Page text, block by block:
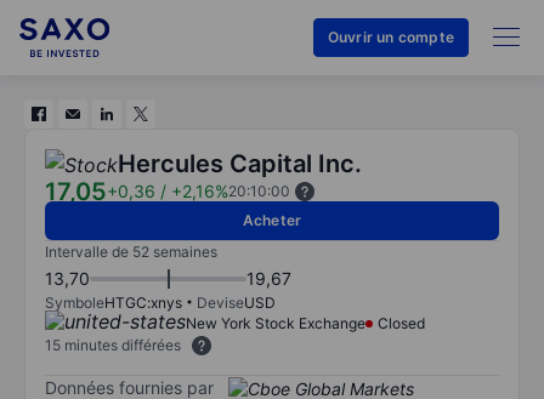
Ouvrir un compte
Hercules Capital Inc.
17,05+0,36 / +2,16%20:10:00
Acheter
Intervalle de 52 semaines
13,70 19,67
SymboleHTGC:xnys DeviseUSD
New York Stock Exchange
Closed
15 minutes différées
Données fournies par